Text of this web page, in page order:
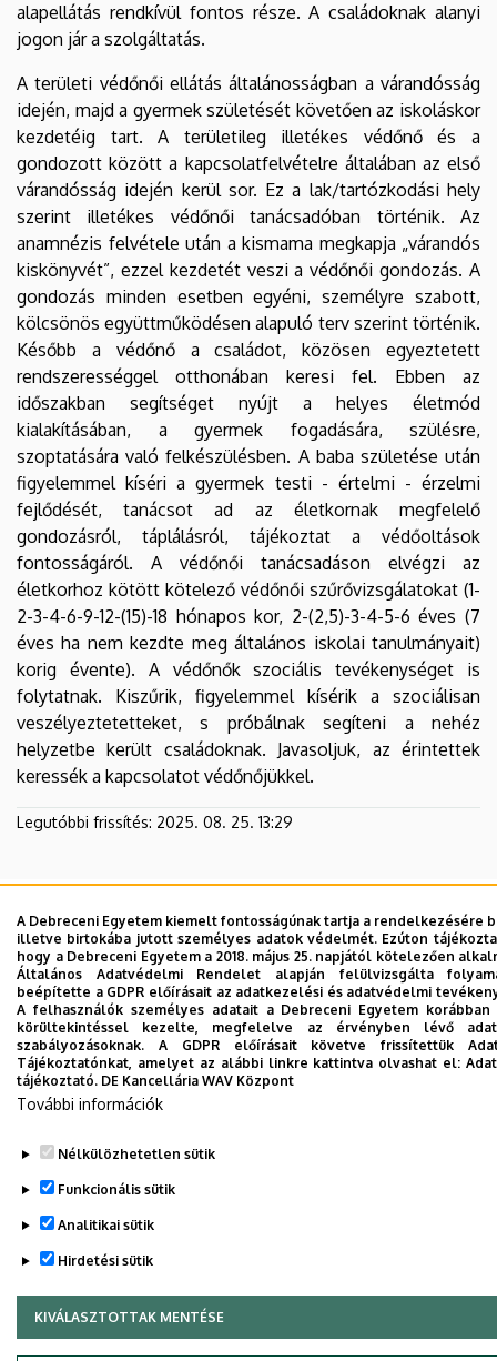
alapellátás rendkívül fontos része. A családoknak alanyi
jogon jár a szolgáltatás.
A területi védőnői ellátás általánosságban a várandósság
idején, majd a gyermek születését követően az iskoláskor
kezdetéig tart. A területileg illetékes védőnő és a
gondozott között a kapcsolatfelvételre általában az első
várandósság idején kerül sor. Ez a lak/tartózkodási hely
szerint illetékes védőnői tanácsadóban történik. Az
anamnézis felvétele után a kismama megkapja „várandós
kiskönyvét”, ezzel kezdetét veszi a védőnői gondozás. A
gondozás minden esetben egyéni, személyre szabott,
kölcsönös együttműködésen alapuló terv szerint történik.
Később a védőnő a családot, közösen egyeztetett
rendszerességgel otthonában keresi fel. Ebben az
időszakban segítséget nyújt a helyes életmód
kialakításában, a gyermek fogadására, szülésre,
szoptatására való felkészülésben. A baba születése után
figyelemmel kíséri a gyermek testi - értelmi - érzelmi
fejlődését, tanácsot ad az életkornak megfelelő
gondozásról, táplálásról, tájékoztat a védőoltások
fontosságáról. A védőnői tanácsadáson elvégzi az
életkorhoz kötött kötelező védőnői szűrővizsgálatokat (1-
2-3-4-6-9-12-(15)-18 hónapos kor, 2-(2,5)-3-4-5-6 éves (7
éves ha nem kezdte meg általános iskolai tanulmányait)
korig évente). A védőnők szociális tevékenységet is
folytatnak. Kiszűrik, figyelemmel kísérik a szociálisan
veszélyeztetetteket, s próbálnak segíteni a nehéz
helyzetbe került családoknak. Javasoljuk, az érintettek
keressék a kapcsolatot védőnőjükkel.
Legutóbbi frissítés: 2025. 08. 25. 13:29
Adatvédelem
Adatvédelem
Szerzői jog © 2026 Unideb
A Debreceni Egyetem kiemelt fontosságúnak tartja a rendelkezésére
illetve birtokába jutott személyes adatok védelmét. Ezúton
hogy a Debreceni Egyetem a 2018. május 25. napjától kötelezően
Általános Adatvédelmi Rendelet alapján felülvizsgálta
beépítette a GDPR előírásait az adatkezelési és adatvédelmi
A felhasználók személyes adatait a Debreceni Egyetem
körültekintéssel kezelte, megfelelve az érvényben lévő
szabályozásoknak. A GDPR előírásait követve frissítettük
Tájékoztatónkat, amelyet az alábbi linkre kattintva olvashat el:
tájékoztató. DE Kancellária WAV Központ
További információk
Nélkülözhetetlen sütik
Funkcionális sütik
Analitikai sütik
Hirdetési sütik
KIVÁLASZTOTTAK MENTÉSE
WITHDRAW CONSENT